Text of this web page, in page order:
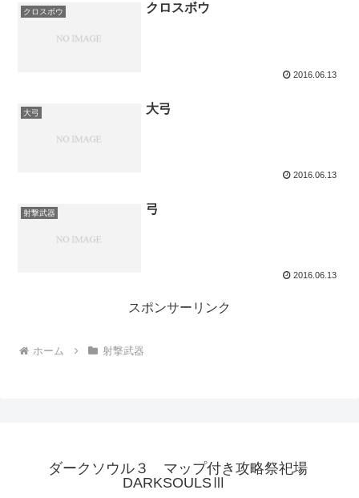
クロスボウ クロスボウ
2016.06.13
大弓 大弓
2016.06.13
射撃武器 弓
2016.06.13
スポンサーリンク
ホーム 射撃武器
ダークソウル３ マップ付き攻略祭祀場
DARKSOULSⅢ